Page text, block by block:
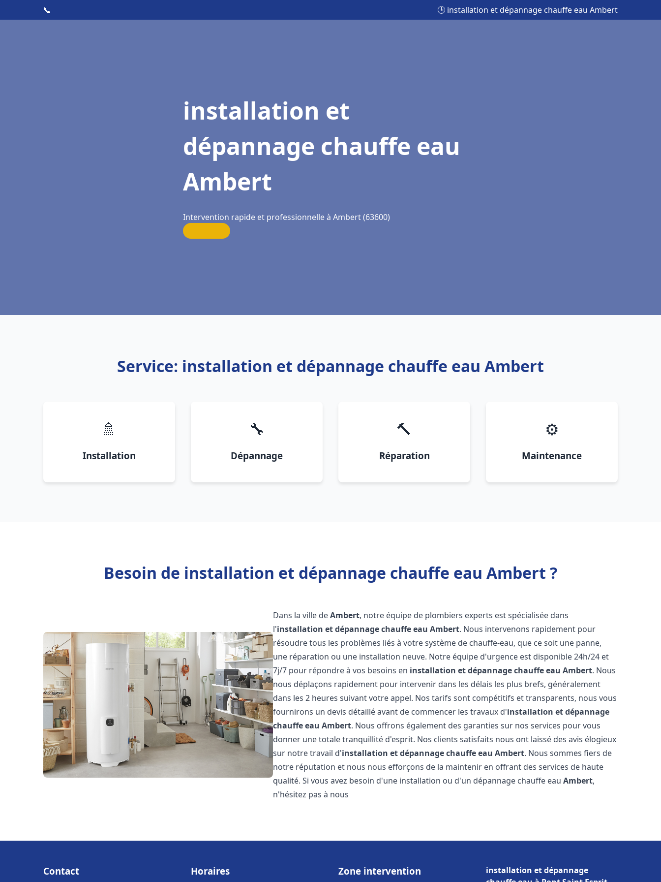
📞 🕒 installation et dépannage chauffe eau Ambert
installation et
dépannage chauffe eau
Ambert
Intervention rapide et professionnelle à Ambert (63600)
Service: installation et dépannage chauffe eau Ambert
🚿
Installation
🔧
Dépannage
🔨
Réparation
⚙️
Maintenance
Besoin de installation et dépannage chauffe eau Ambert ?
Dans la ville deAmbert, notre équipe de plombiers experts est spécialisée dans
l'installation et dépannage chauffe eau Ambert. Nous intervenons rapidement pour
résoudre tous les problèmes liés à votre système de chauffe-eau, que ce soit une panne,
une réparation ou une installation neuve. Notre équipe d'urgence est disponible 24h/24 et
7j/7 pour répondre à vos besoins en installation et dépannage chauffe eau Ambert. Nous
nous déplaçons rapidement pour intervenir dans les délais les plus brefs, généralement
dans les 2 heures suivant votre appel. Nos tarifs sont compétitifs et transparents, nous vous
fournirons un devis détaillé avant de commencer les travaux d'installation et dépannage
chauffe eau Ambert. Nous offrons également des garanties sur nos services pour vous
donner une totale tranquillité d'esprit. Nos clients satisfaits nous ont laissé des avis élogieux
sur notre travail d'installation et dépannage chauffe eau Ambert. Nous sommes fiers de
notre réputation et nous nous efforçons de la maintenir en offrant des services de haute
qualité. Si vous avez besoin d'une installation ou d'un dépannage chauffe eauAmbert,
n'hésitez pas à nous
Contact Horaires Zone intervention
installation et dépannage